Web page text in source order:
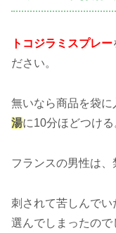
トコジラミスプレー
ださい。
無いなら商品を袋に
湯に10分ほどつける
フランスの男性は、
刺されて苦しんでい
選んでしまったので